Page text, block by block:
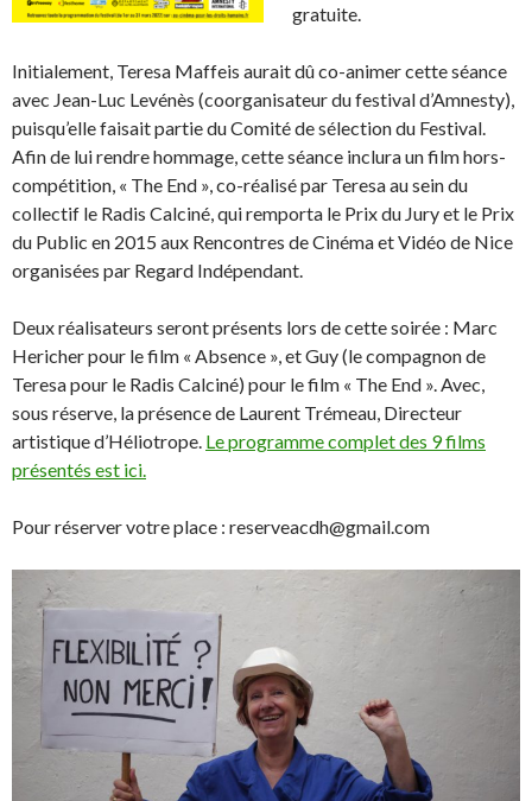
gratuite.
Initialement, Teresa Maffeis aurait dû co-animer cette séance
avec Jean-Luc Levénès (coorganisateur du festival d’Amnesty),
puisqu’elle faisait partie du Comité de sélection du Festival.
Afin de lui rendre hommage, cette séance inclura un film hors-
compétition, « The End », co-réalisé par Teresa au sein du
collectif le Radis Calciné, qui remporta le Prix du Jury et le Prix
du Public en 2015 aux Rencontres de Cinéma et Vidéo de Nice
organisées par Regard Indépendant.
Deux réalisateurs seront présents lors de cette soirée : Marc
Hericher pour le film « Absence », et Guy (le compagnon de
Teresa pour le Radis Calciné) pour le film « The End ». Avec,
sous réserve, la présence de Laurent Trémeau, Directeur
artistique d’Héliotrope. Le programme complet des 9 films
présentés est ici.
Pour réserver votre place : reserveacdh@gmail.com